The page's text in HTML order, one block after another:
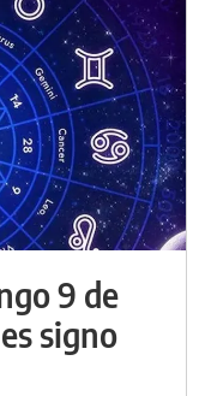
9 de
signo